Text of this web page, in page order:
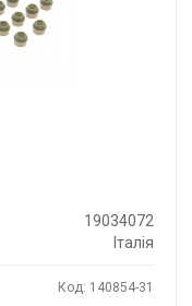
19034072
Італія
Код: 140854-31